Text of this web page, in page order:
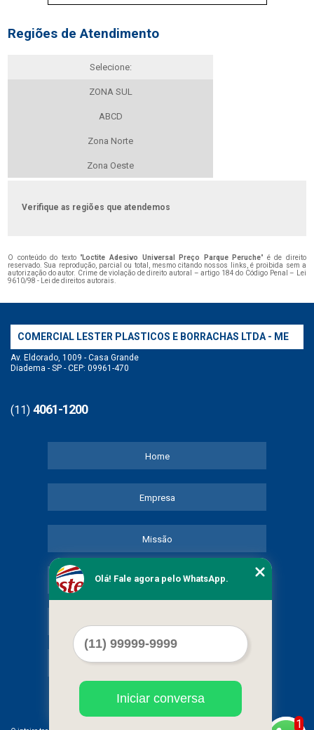
Regiões de Atendimento
Selecione:
ZONA SUL
ABCD
Zona Norte
Zona Oeste
Verifique as regiões que atendemos
O conteúdo do texto "Loctite Adesivo Universal Preço Parque Peruche" é de direito
reservado. Sua reprodução, parcial ou total, mesmo citando nossos links, é proibida sem a
autorização do autor. Crime de violação de direito autoral – artigo 184 do Código Penal –
Lei
9610/98 - Lei de direitos autorais
COMERCIAL LESTER PLASTICOS E BORRACHAS LTDA - ME
Av. Eldorado, 1009 - Casa Grande
Diadema - SP - CEP: 09961-470
(11) 4061-1200
Home
Empresa
Missão
Serviços
Mapa do site
1
Olá! Fale agora pelo WhatsApp.
Iniciar conversa